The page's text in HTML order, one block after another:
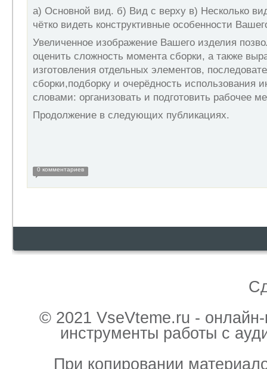
а) Основной вид. б) Вид с верху в) Несколько
чётко видеть конструктивные особенности
Увеличенное изображение Вашего изделия
оценить сложность момента сборки, а также
изготовления отдельных элементов,
сборки,подборку и очерёдность использования
словами: организовать и подготовить рабочее
Продолжение в следующих публикациях.
0 комментариев
© 2021 VseVteme.ru -
инструменты работы с
При копировании